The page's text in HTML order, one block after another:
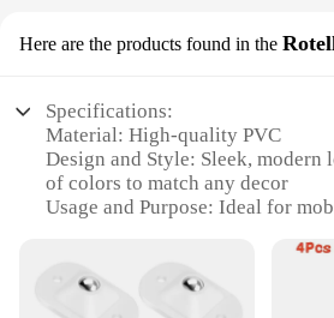
Here are the products found in the
Specifications:
Material: High-quality PVC
Design and Style: Sleek,
of colors to match any decor
Usage and Purpose: Ideal for
Typical Adaptive Scenario:
offices, homes, or any space